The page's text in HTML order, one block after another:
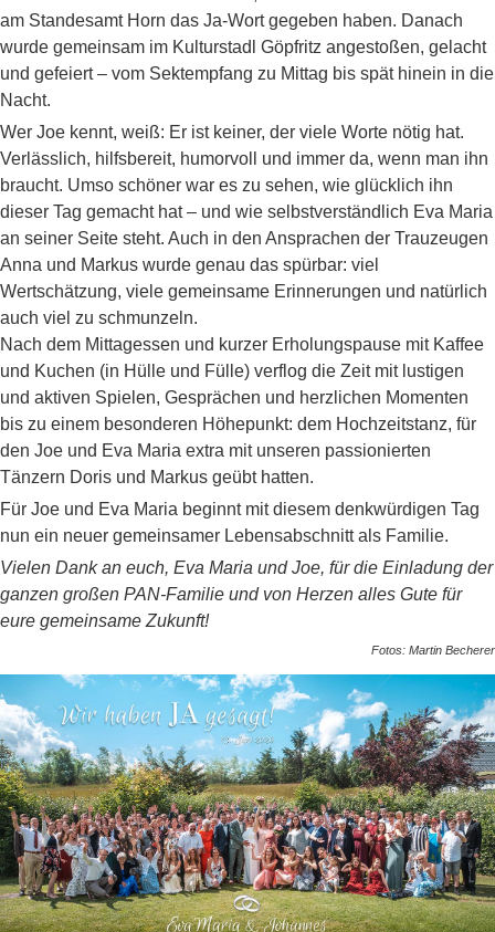
am Standesamt Horn das Ja-Wort gegeben haben. Danach
wurde gemeinsam im Kulturstadl Göpfritz angestoßen, gelacht
und gefeiert – vom Sektempfang zu Mittag bis spät hinein in die
Nacht.
Wer Joe kennt, weiß: Er ist keiner, der viele Worte nötig hat.
Verlässlich, hilfsbereit, humorvoll und immer da, wenn man ihn
braucht. Umso schöner war es zu sehen, wie glücklich ihn
dieser Tag gemacht hat – und wie selbstverständlich Eva Maria
an seiner Seite steht. Auch in den Ansprachen der Trauzeugen
Anna und Markus wurde genau das spürbar: viel
Wertschätzung, viele gemeinsame Erinnerungen und natürlich
auch viel zu schmunzeln.
Nach dem Mittagessen und kurzer Erholungspause mit Kaffee
und Kuchen (in Hülle und Fülle) verflog die Zeit mit lustigen
und aktiven Spielen, Gesprächen und herzlichen Momenten
bis zu einem besonderen Höhepunkt: dem Hochzeitstanz, für
den Joe und Eva Maria extra mit unseren passionierten
Tänzern Doris und Markus geübt hatten.
Für Joe und Eva Maria beginnt mit diesem denkwürdigen Tag
nun ein neuer gemeinsamer Lebensabschnitt als Familie.
Vielen Dank an euch, Eva Maria und Joe, für die Einladung der
ganzen großen PAN-Familie und von Herzen alles Gute für
eure gemeinsame Zukunft!
Fotos: Martin Becherer